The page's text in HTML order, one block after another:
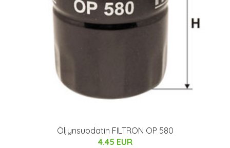
Öljynsuodatin FILTRON OP 580
4.45 EUR